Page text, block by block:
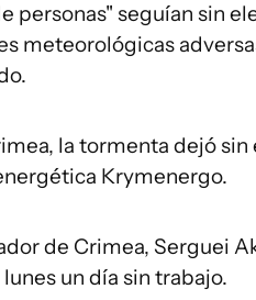
personas" seguían sin
meteorológicas
la tormenta dejó
Krymenergo.
de Crimea, Serguei
un día sin trabajo.